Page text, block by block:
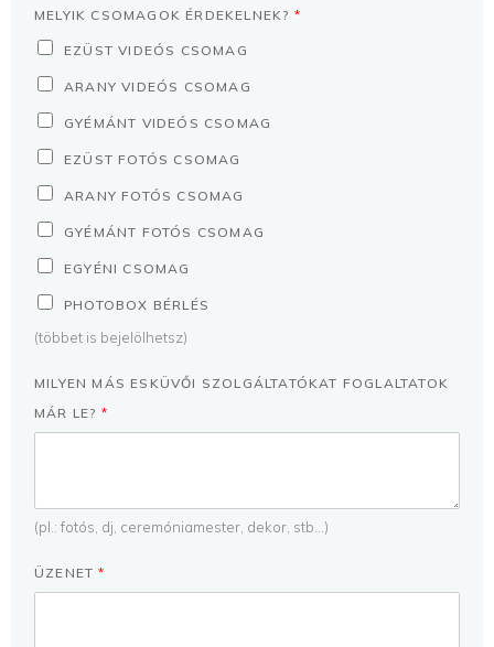
MELYIK CSOMAGOK ÉRDEKELNEK? *
EZÜST VIDEÓS CSOMAG
ARANY VIDEÓS CSOMAG
GYÉMÁNT VIDEÓS CSOMAG
EZÜST FOTÓS CSOMAG
ARANY FOTÓS CSOMAG
GYÉMÁNT FOTÓS CSOMAG
EGYÉNI CSOMAG
PHOTOBOX BÉRLÉS
(többet is bejelölhetsz)
MILYEN MÁS ESKÜVŐI SZOLGÁLTATÓKAT FOGLALTATOK
MÁR LE? *
(pl.: fotós, dj, ceremóniamester, dekor, stb...)
ÜZENET*